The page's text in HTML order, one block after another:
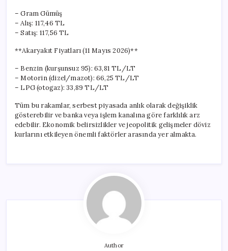
– Gram Gümüş
– Alış: 117,46 TL
– Satış: 117,56 TL
**Akaryakıt Fiyatları (11 Mayıs 2026)**
– Benzin (kurşunsuz 95): 63,81 TL/LT
– Motorin (dizel/mazot): 66,25 TL/LT
– LPG (otogaz): 33,89 TL/LT
Tüm bu rakamlar, serbest piyasada anlık olarak değişiklik
gösterebilir ve banka veya işlem kanalına göre farklılık arz
edebilir. Ekonomik belirsizlikler ve jeopolitik gelişmeler döviz
kurlarını etkileyen önemli faktörler arasında yer almakta.
Author